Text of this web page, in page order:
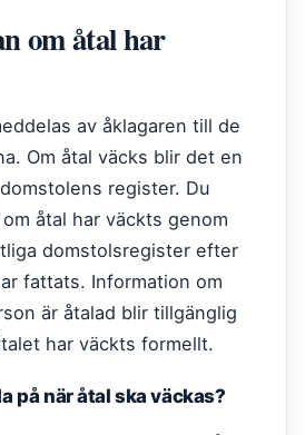
om åtal har
av åklagaren till de
Om åtal väcks blir det en
register. Du
åtal har väckts genom
domstolsregister efter
fattats. Information om
är åtalad blir tillgänglig
har väckts formellt.
på när åtal ska väckas?